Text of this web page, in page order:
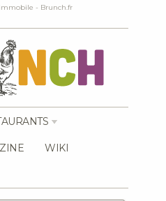
- Brunch.fr
WIKI